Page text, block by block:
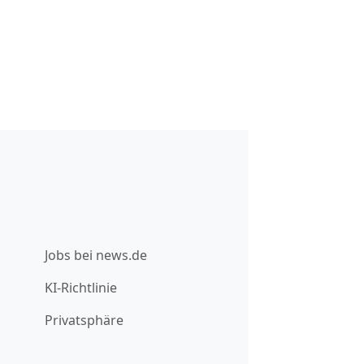
Jobs bei news.de
KI-Richtlinie
Privatsphäre